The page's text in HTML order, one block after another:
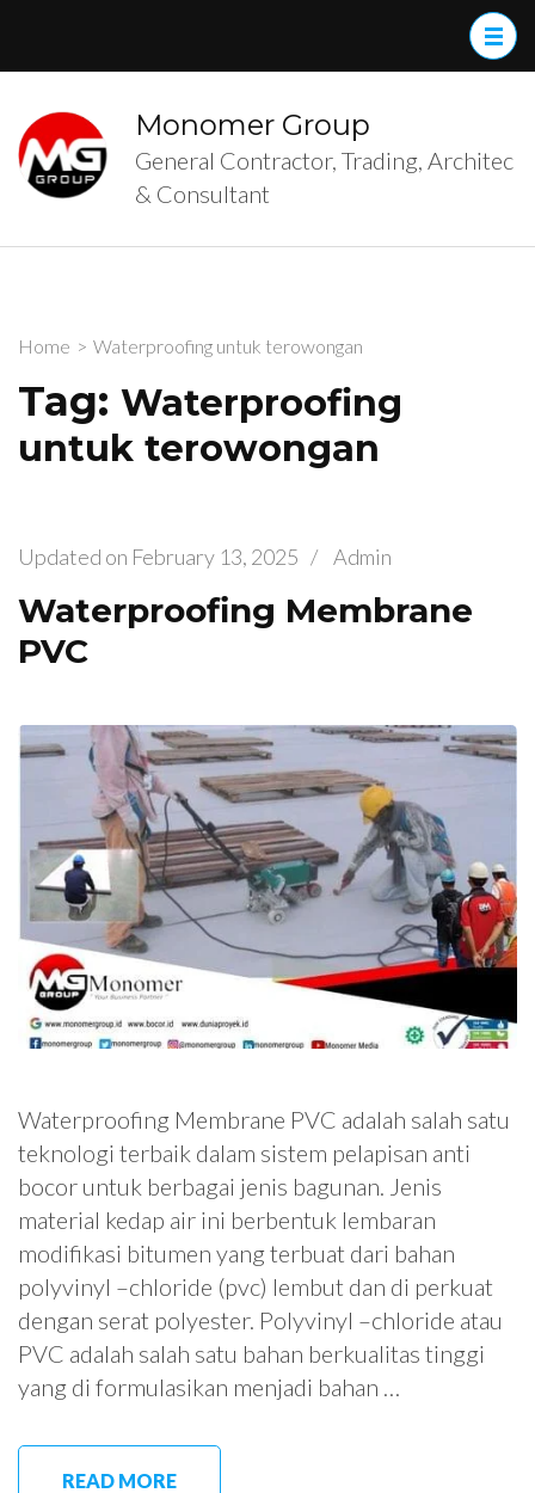
(Press
Enter)
Monomer Group
General Contractor, Trading, Architec
& Consultant
Home > Waterproofing untuk terowongan
Tag: Waterproofing
untuk terowongan
Updated on February 13, 2025 / Admin
Waterproofing Membrane
PVC
Waterproofing Membrane PVC adalah salah satu
teknologi terbaik dalam sistem pelapisan anti
bocor untuk berbagai jenis bagunan. Jenis
material kedap air ini berbentuk lembaran
modifikasi bitumen yang terbuat dari bahan
polyvinyl –chloride (pvc) lembut dan di perkuat
dengan serat polyester. Polyvinyl –chloride atau
PVC adalah salah satu bahan berkualitas tinggi
yang di formulasikan menjadi bahan …
READ MORE